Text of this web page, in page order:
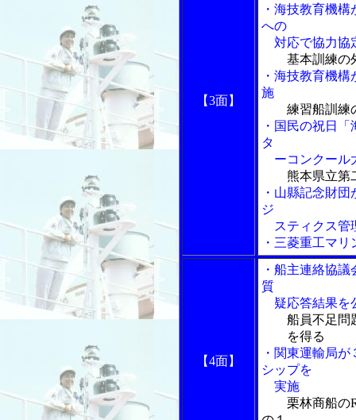
【3面】
・海技教育機
への
対応で協力協
基本訓練の
・海技教育機
施
練習船訓練
・国民の祝日
タ
ーコンクール
熊本県立第
・山縣記念財
ジ
スティクス管
・三菱重工マ
【4面】
・船主連絡協
質
疑応答結果を
船員不足問
を得る
・関東運輸局
シップを
実施
栗林商船の